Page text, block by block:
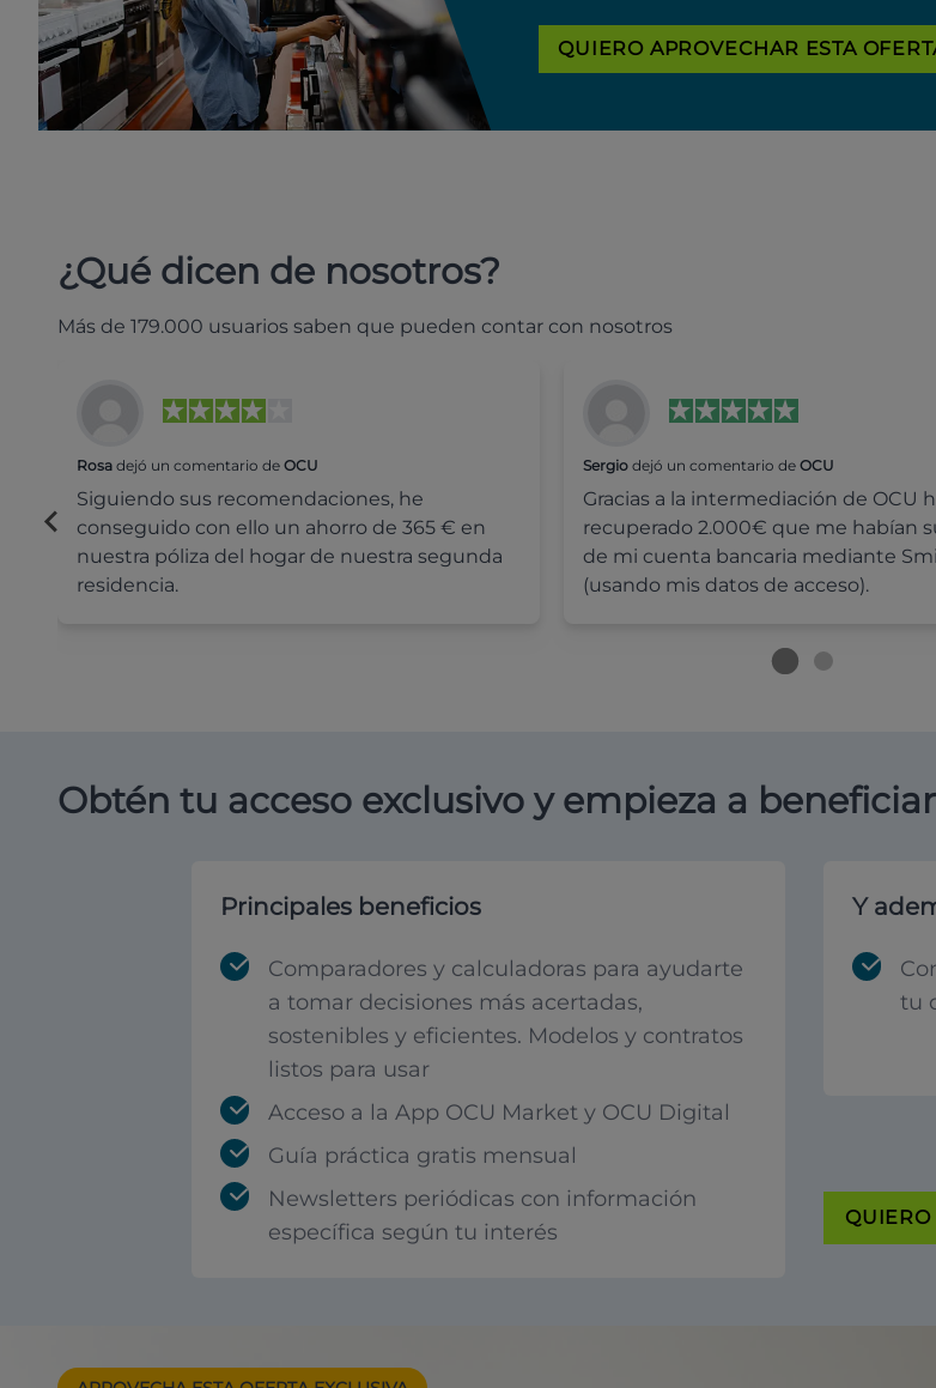
QUIERO APROVECHAR ESTA
¿Qué dicen de nosotros?
Más de 179.000 usuarios saben que pueden contar con nosotros
Rosa dejó un comentario de OCU
Siguiendo sus recomendaciones, he
conseguido con ello un ahorro de 365 € en
nuestra póliza del hogar de nuestra segunda
residencia.
Sergiodejó un comentario de OCU
Gracias a la intermediación de OCU
recuperado 2.000€ que me habían
de mi cuenta bancaria mediante
(usando mis datos de acceso).
Obtén tu acceso exclusivo y empieza a
Principales beneficios
Comparadores y calculadoras para ayudarte
a tomar decisiones más acertadas,
sostenibles y eficientes. Modelos y contratos
listos para usar
Acceso a la App OCU Market y OCU Digital
Guía práctica gratis mensual
Newsletters periódicas con información
específica según tu interés
Y
tu
QUIERO